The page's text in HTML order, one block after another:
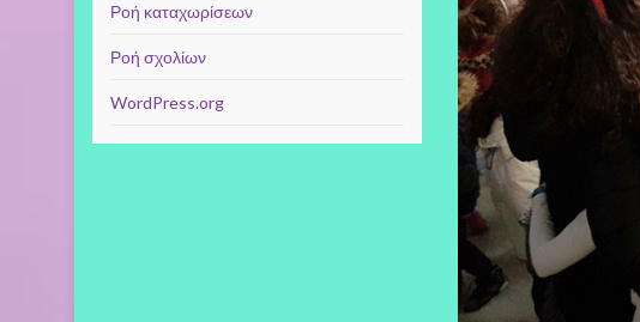
Ροή καταχωρίσεων
Ροή σχολίων
WordPress.org